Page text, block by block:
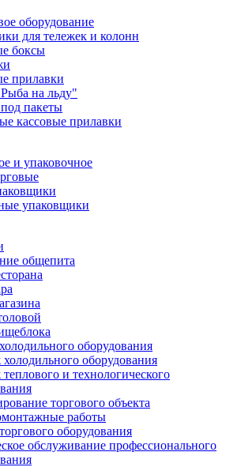
оборудование
для тележек и колонн
боксы
прилавки
на льду"
пакеты
кассовые прилавки
и упаковочное
упаковщики
общепита
оборудования
оборудования
и технологического
торгового объекта
работы
оборудования
обслуживание профессионального